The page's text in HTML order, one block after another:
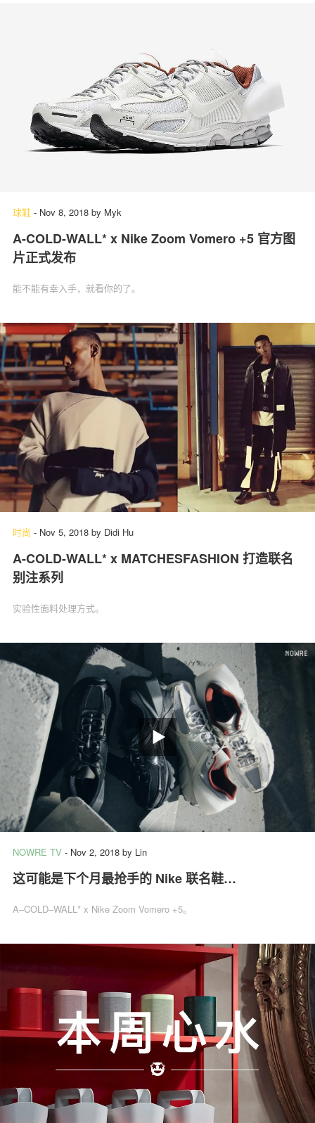
球鞋 - Nov 8, 2018 by Myk
A-COLD-WALL* x Nike Zoom Vomero +5 官方图
片正式发布
能不能有幸入手，就看你的了。
时尚 - Nov 5, 2018 by Didi Hu
A-COLD-WALL* x MATCHESFASHION 打造联名
别注系列
实验性面料处理方式。
NOWRE TV - Nov 2, 2018 by Lin
这可能是下个月最抢手的 Nike 联名鞋…
A–COLD–WALL* x Nike Zoom Vomero +5。